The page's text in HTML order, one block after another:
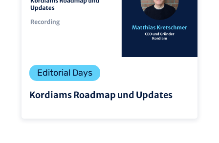
Editorial Days
Kordiams Roadmap und Updates